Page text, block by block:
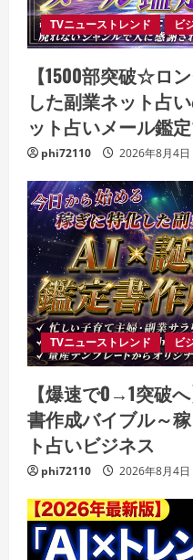
TVニューストレンド ビ
【1500部突破☆ロ
した副業ネット占
ット占いメール鑑
phi72110 2026年8月4日
TVニューストレンド ビ
【爆速で0→1突破
書作成バイブル～
ト占いビジネス
phi72110 2026年8月4日